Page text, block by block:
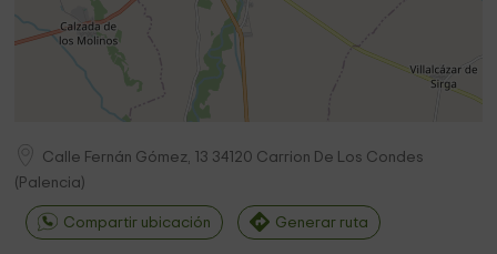
Calle Fernán Gómez, 13 34120 Carrion De Los Condes
( Palencia)
Compartir ubicación Generar ruta